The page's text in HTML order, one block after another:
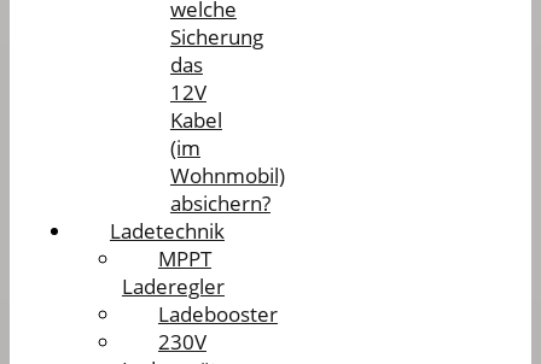
welche
Sicherung
das
12V
Kabel
(im
Wohnmobil)
absichern?
Ladetechnik
MPPT
Laderegler
Ladebooster
230V